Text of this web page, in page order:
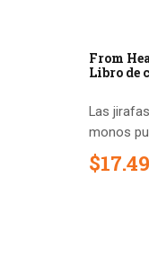
From
Libro de
Las
monos
$17.49